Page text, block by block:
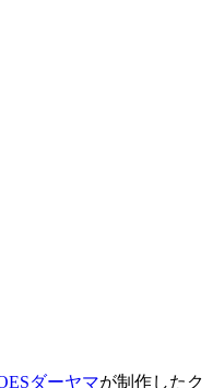
ダーヤマが制作したク